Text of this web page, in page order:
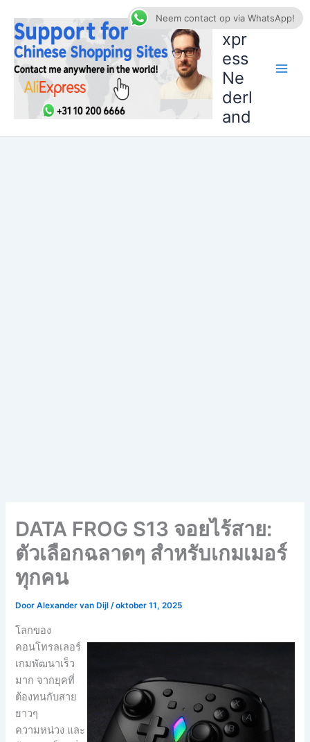
naar
inhoud
AliE
xpr
ess
Ne
derl
and
DATA FROG S13 จอยไร้สาย:
ตัวเลือกฉลาดๆ สำหรับเกมเมอร์
ทุกคน
DoorAlexander van Dijl/oktober 11, 2025
โลกของ
คอนโทรลเลอร์
เกมพัฒนาเร็ว
มาก จากยุคที่
ต้องทนกับสาย
ยาวๆ
ความหน่วง และ
Neem contact op via WhatsApp!